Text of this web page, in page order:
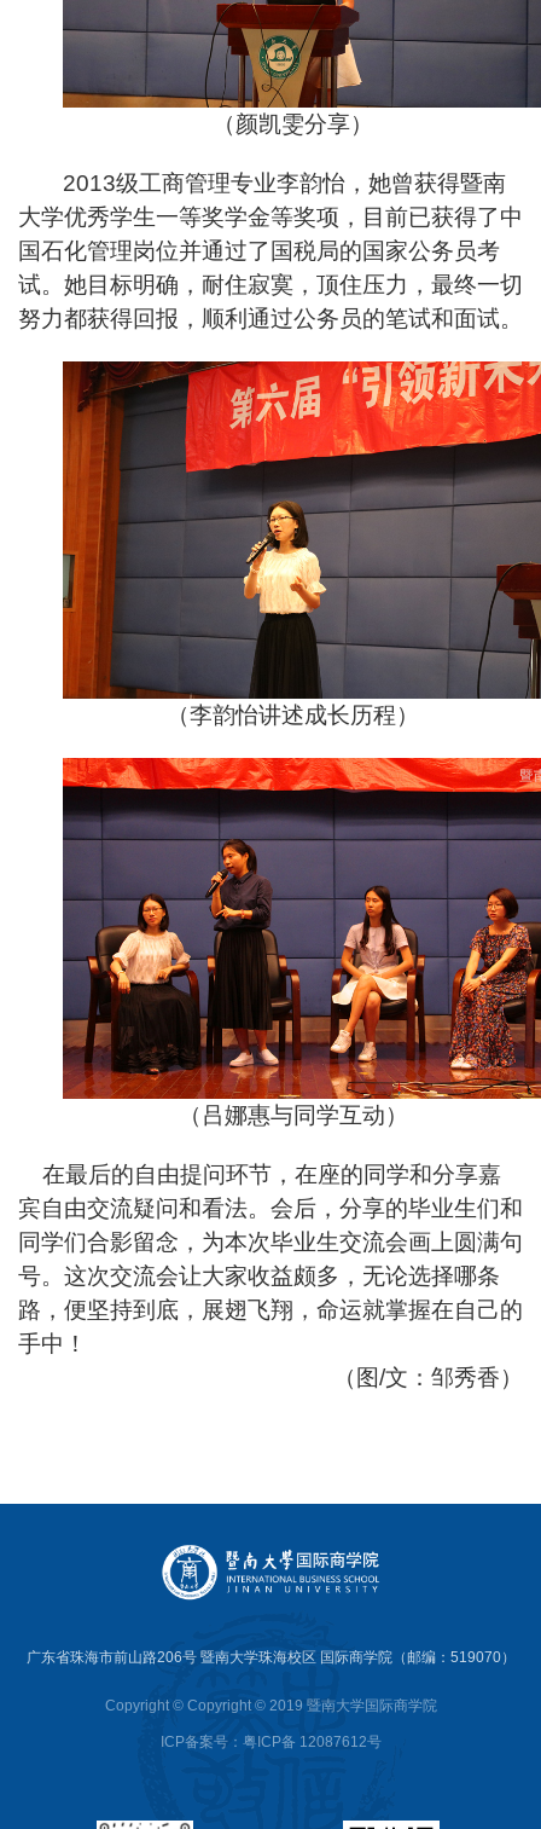
（颜凯雯分享）
2013级工商管理专业李韵怡，她曾获得暨南
大学优秀学生一等奖学金等奖项，目前已获得了中
国石化管理岗位并通过了国税局的国家公务员考
试。她目标明确，耐住寂寞，顶住压力，最终一切
努力都获得回报，顺利通过公务员的笔试和面试。
（李韵怡讲述成长历程）
（吕娜惠与同学互动）
在最后的自由提问环节，在座的同学和分享嘉
宾自由交流疑问和看法。会后，分享的毕业生们和
同学们合影留念，为本次毕业生交流会画上圆满句
号。这次交流会让大家收益颇多，无论选择哪条
路，便坚持到底，展翅飞翔，命运就掌握在自己的
手中！
（图/文：邹秀香）
广东省珠海市前山路206号 暨南大学珠海校区 国际商学院（邮编：519070）
Copyright © Copyright © 2019 暨南大学国际商学院
ICP备案号：粤ICP备 12087612号